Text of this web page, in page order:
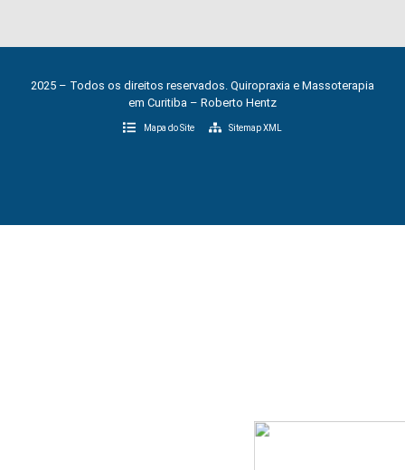
2025 – Todos os direitos reservados. Quiropraxia e Massoterapia
em Curitiba – Roberto Hentz
Mapa do Site Sitemap XML